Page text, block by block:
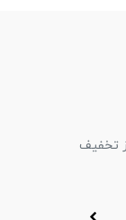
تخفیف